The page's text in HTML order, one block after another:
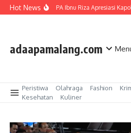
Lewati ke konten
Hot NewsKetua IESPA Ibnu Riza Apresiasi
adaapamalang.com
Peristiwa Olahraga Fashion
Kesehatan
Kuliner